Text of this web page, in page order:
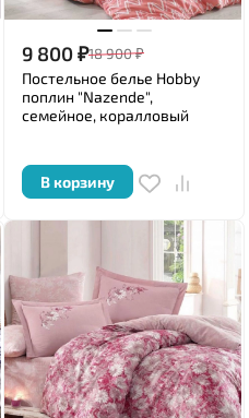
9 800₽18 900₽
Постельное белье Hobby
поплин "Nazende",
семейное, коралловый
В корзину